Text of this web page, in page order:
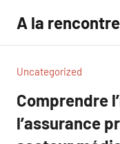
contenu
A la
Uncategorized
Comprendre
l’assurance